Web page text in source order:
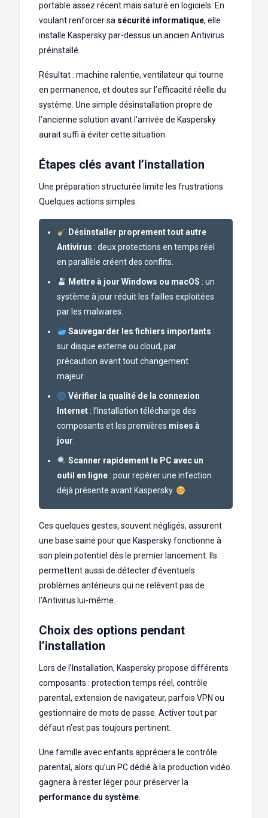
portable assez récent mais saturé en logiciels. En
voulant renforcer sa sécurité informatique, elle
installe Kaspersky par-dessus un ancien Antivirus
préinstallé.
Résultat : machine ralentie, ventilateur qui tourne
en permanence, et doutes sur l’efficacité réelle du
système. Une simple désinstallation propre de
l’ancienne solution avant l’arrivée de Kaspersky
aurait suffi à éviter cette situation.
Étapes clés avant l’installation
Une préparation structurée limite les frustrations.
Quelques actions simples :
Désinstaller proprement tout autre
Antivirus : deux protections en temps réel
en parallèle créent des conflits.
Mettre à jour Windows ou macOS : un
système à jour réduit les failles exploitées
par les malwares.
Sauvegarder les fichiers importants :
sur disque externe ou cloud, par
précaution avant tout changement
majeur.
Vérifier la qualité de la connexion
Internet : l’Installation télécharge des
composants et les premières mises à
jour
Scanner rapidement le PC avec un
outil en ligne : pour repérer une infection
déjà présente avant Kaspersky.
Ces quelques gestes, souvent négligés, assurent
une base saine pour que Kaspersky fonctionne à
son plein potentiel dès le premier lancement. Ils
permettent aussi de détecter d’éventuels
problèmes antérieurs qui ne relèvent pas de
l’Antivirus lui-même.
Choix des options pendant
l’installation
Lors de l’Installation, Kaspersky propose différents
composants : protection temps réel, contrôle
parental, extension de navigateur, parfois VPN ou
gestionnaire de mots de passe. Activer tout par
défaut n’est pas toujours pertinent.
Une famille avec enfants appréciera le contrôle
parental, alors qu’un PC dédié à la production vidéo
gagnera à rester léger pour préserver la
performance du système